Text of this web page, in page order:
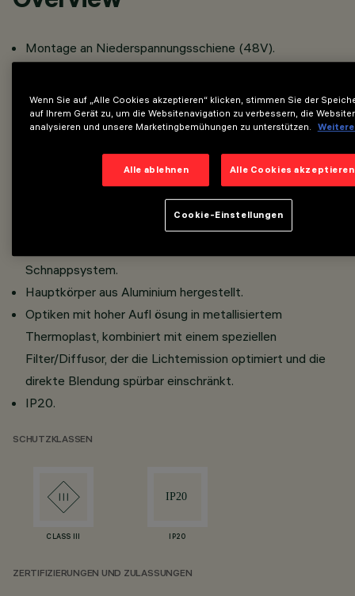
Montage an Niederspannungsschiene (48V).
Die integrierte "Powerline“-Technologie ermöglicht die
unabhängige Steuerung jedes in die Schiene
eingesetzten Lichtmoduls.
Auswahl an linearen fest verbauten Strahlern.
ausgerüstet mit DC/DC-Konverter versteckt in den
Schnappsystem.
Hauptkörper aus Aluminium hergestellt.
Optiken mit hoher Aufl ösung in metallisiertem
Thermoplast, kombiniert mit einem speziellen
Filter/Diffusor, der die Lichtemission optimiert und die
direkte Blendung spürbar einschränkt.
IP20.
SCHUTZKLASSEN
CLASS III IP20
ZERTIFIZIERUNGEN UND ZULASSUNGEN
Wenn Sie auf „Alle Cookies akzeptieren“ klicken, stimmen Sie der
auf Ihrem Gerät zu, um die Websitenavigation zu verbessern, die
analysieren und unsere Marketingbemühungen zu unterstützen.
Alle ablehnen Alle Cookies akzeptieren
Cookie-Einstellungen